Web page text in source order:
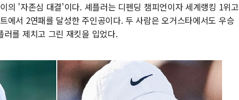
의 '자존심 대결'이다. 셰플러는 디펜딩 챔피언이자 세계랭킹 1위고
에서 2연패를 달성한 주인공이다. 두 사람은 오거스타에서도 우승
를 제치고 그린 재킷을 입었다.